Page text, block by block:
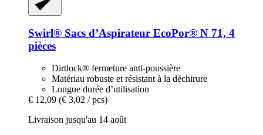
Swirl® Sacs d’Aspirateur EcoPor® N 71, 4
pièces
Dirtlock® fermeture anti-poussière
Matériau robuste et résistant à la déchirure
Longue durée d’utilisation
€ 12,09 (€ 3,02 / pcs)
Livraison jusqu'au 14 août